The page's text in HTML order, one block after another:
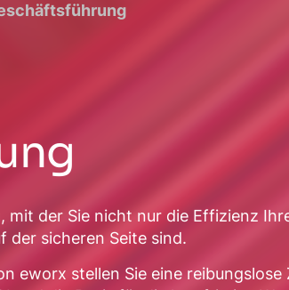
der Sie nicht nur die Effizienz
der sicheren Seite sind.
eworx stellen Sie eine